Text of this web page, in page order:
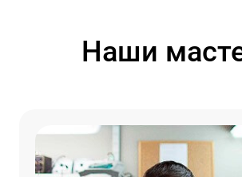
Наши